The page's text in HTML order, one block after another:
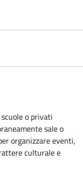
o privati
sale o
organizzare eventi,
culturale e